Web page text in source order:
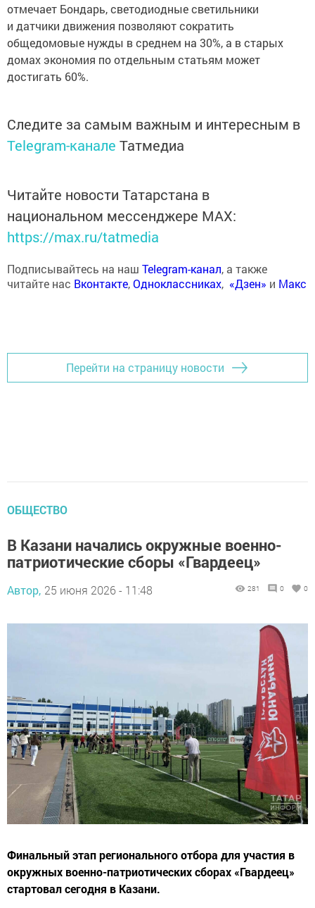
отмечает Бондарь, светодиодные светильники
и датчики движения позволяют сократить
общедомовые нужды в среднем на 30%, а в старых
домах экономия по отдельным статьям может
достигать 60%.
Следите за самым важным и интересным в
Telegram-канале Татмедиа
Читайте новости Татарстана в
национальном мессенджере MАХ:
https://max.ru/tatmedia
Подписывайтесь на наш Telegram-канал, а также
читайте нас Вконтакте,Одноклассниках, «Дзен» и Макс
Перейти на страницу новости
ОБЩЕСТВО
В Казани начались окружные военно-
патриотические сборы «Гвардеец»
Автор, 25 июня 2026 - 11:48 281 0 0
Финальный этап регионального отбора для участия в
окружных военно-патриотических сборах «Гвардеец»
стартовал сегодня в Казани.